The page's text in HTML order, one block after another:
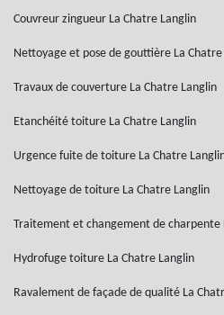
Couvreur zingueur La Chatre Langlin
Nettoyage et pose de gouttière La
Travaux de couverture La Chatre Langlin
Etanchéité toiture La Chatre Langlin
Urgence fuite de toiture La Chatre
Nettoyage de toiture La Chatre Langlin
Traitement et changement de charpente
Hydrofuge toiture La Chatre Langlin
Ravalement de façade de qualité La